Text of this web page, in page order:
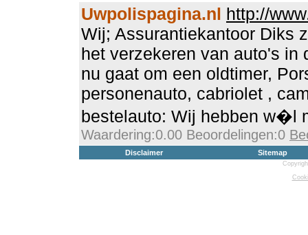
Uwpolispagina.nl http://
Wij; Assurantiekantoor Diks
het verzekeren van auto's in
nu gaat om een oldtimer,
personenauto, cabriolet ,
bestelauto: Wij hebben w�l
Waardering:0.00 Beoordelingen:0
Disclaimer Sitemap